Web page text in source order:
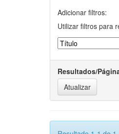
Adicionar filtros:
Utilizar filtros para
Resultados/